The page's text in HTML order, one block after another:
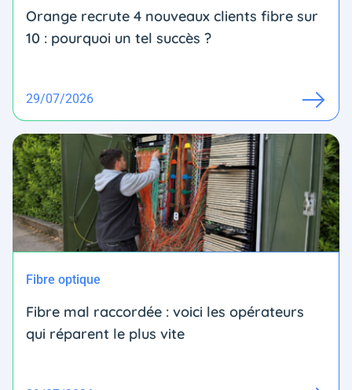
Orange recrute 4 nouveaux clients fibre sur
10 : pourquoi un tel succès ?
29/07/2026
Fibre optique
Fibre mal raccordée : voici les opérateurs
qui réparent le plus vite